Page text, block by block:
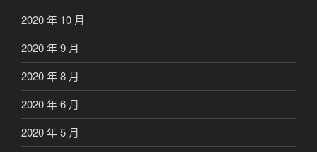
2020 年 10 月
2020 年 9 月
2020 年 8 月
2020 年 6 月
2020 年 5 月